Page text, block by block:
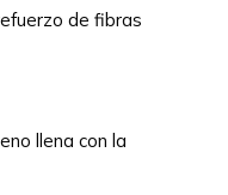
de fibras
llena con la